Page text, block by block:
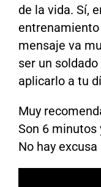
de la vida. Sí,
mensaje va
ser un
aplicarlo a tu
Muy
Son 6
No hay